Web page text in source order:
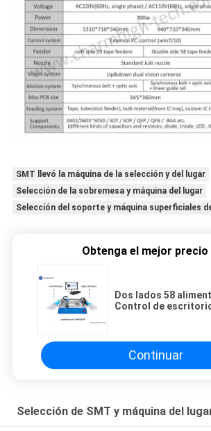
SMT llevó la máquina de la selección y del lugar
Selección de la sobremesa y máquina del lugar
Selección del soporte y máquina superficiales
Obtenga el mejor precio
Dos lados 58
Control de
Continuar
Selección de SMT y máquina del